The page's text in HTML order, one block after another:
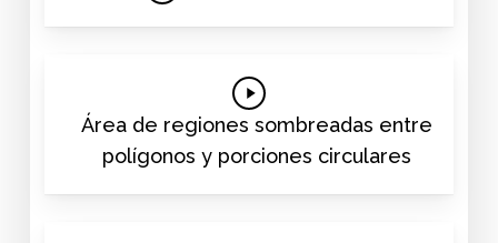
Play
Video
Área de regiones sombreadas entre
polígonos y porciones circulares